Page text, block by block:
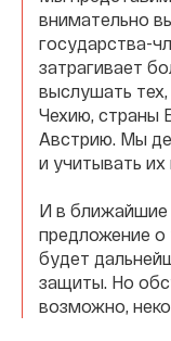
внимательно
государства-
затрагивает
выслушать
Чехию, страны
Австрию. Мы
и учитывать их
И в ближайшие
предложение о
будет
защиты. Но
возможно,